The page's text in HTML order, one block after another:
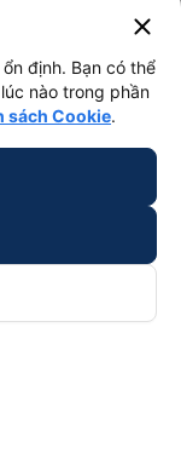
close
định. Bạn có thể
nào trong phần
sách Cookie.